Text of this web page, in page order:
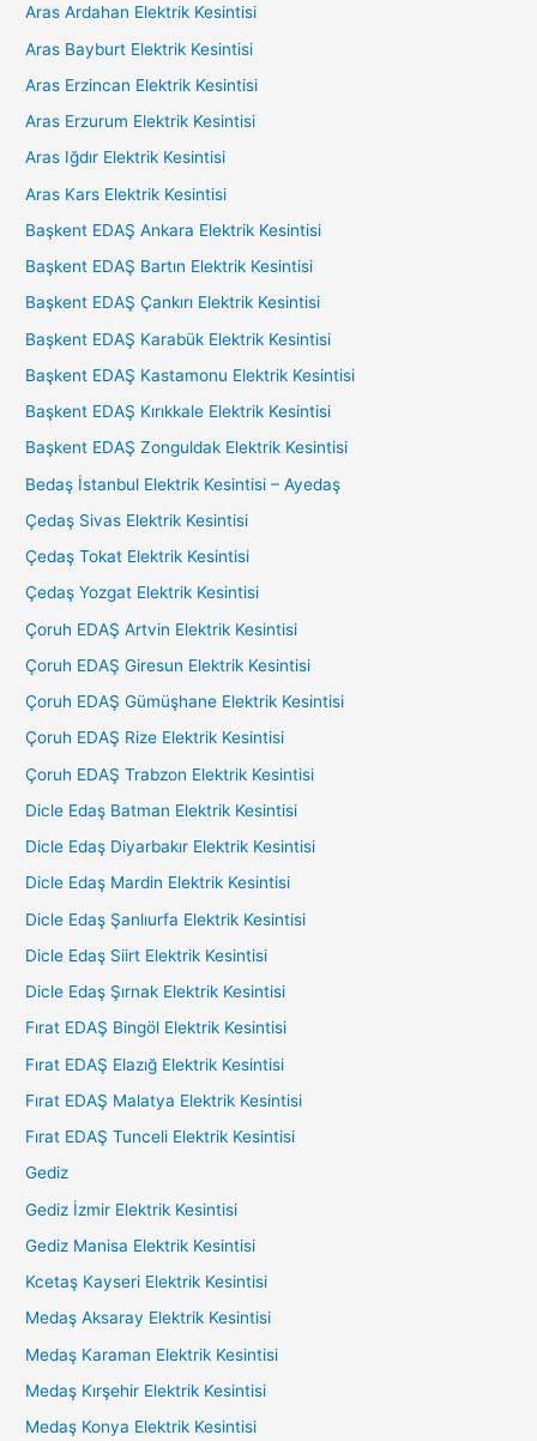
Aras Ardahan Elektrik Kesintisi
Aras Bayburt Elektrik Kesintisi
Aras Erzincan Elektrik Kesintisi
Aras Erzurum Elektrik Kesintisi
Aras Iğdır Elektrik Kesintisi
Aras Kars Elektrik Kesintisi
Başkent EDAŞ Ankara Elektrik Kesintisi
Başkent EDAŞ Bartın Elektrik Kesintisi
Başkent EDAŞ Çankırı Elektrik Kesintisi
Başkent EDAŞ Karabük Elektrik Kesintisi
Başkent EDAŞ Kastamonu Elektrik Kesintisi
Başkent EDAŞ Kırıkkale Elektrik Kesintisi
Başkent EDAŞ Zonguldak Elektrik Kesintisi
Bedaş İstanbul Elektrik Kesintisi – Ayedaş
Çedaş Sivas Elektrik Kesintisi
Çedaş Tokat Elektrik Kesintisi
Çedaş Yozgat Elektrik Kesintisi
Çoruh EDAŞ Artvin Elektrik Kesintisi
Çoruh EDAŞ Giresun Elektrik Kesintisi
Çoruh EDAŞ Gümüşhane Elektrik Kesintisi
Çoruh EDAŞ Rize Elektrik Kesintisi
Çoruh EDAŞ Trabzon Elektrik Kesintisi
Dicle Edaş Batman Elektrik Kesintisi
Dicle Edaş Diyarbakır Elektrik Kesintisi
Dicle Edaş Mardin Elektrik Kesintisi
Dicle Edaş Şanlıurfa Elektrik Kesintisi
Dicle Edaş Siirt Elektrik Kesintisi
Dicle Edaş Şırnak Elektrik Kesintisi
Fırat EDAŞ Bingöl Elektrik Kesintisi
Fırat EDAŞ Elazığ Elektrik Kesintisi
Fırat EDAŞ Malatya Elektrik Kesintisi
Fırat EDAŞ Tunceli Elektrik Kesintisi
Gediz
Gediz İzmir Elektrik Kesintisi
Gediz Manisa Elektrik Kesintisi
Kcetaş Kayseri Elektrik Kesintisi
Medaş Aksaray Elektrik Kesintisi
Medaş Karaman Elektrik Kesintisi
Medaş Kırşehir Elektrik Kesintisi
Medaş Konya Elektrik Kesintisi